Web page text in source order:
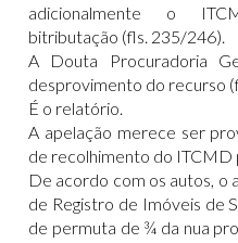
adicionalmente o
bitributação (fls. 235/246).
A Douta Procuradoria
desprovimento do recurso
É o relatório.
A apelação merece ser
de recolhimento do ITCMD
De acordo com os autos, o
de Registro de Imóveis de
de permuta de ¾ da nua